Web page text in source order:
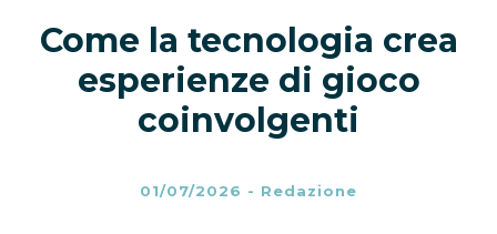
Come la tecnologia crea
esperienze di gioco
coinvolgenti
01/07/2026 - Redazione